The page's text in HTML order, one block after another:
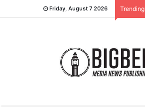
Friday, August 7 2026 Trending